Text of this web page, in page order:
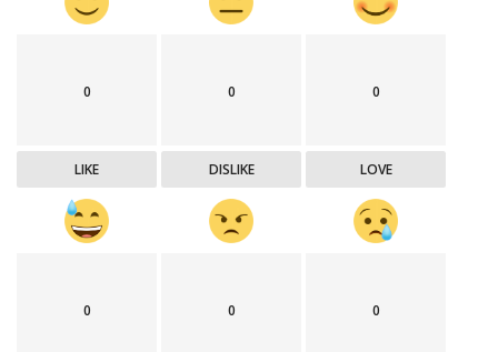
0
LIKE
0
DISLIKE
0
LOVE
0 0 0